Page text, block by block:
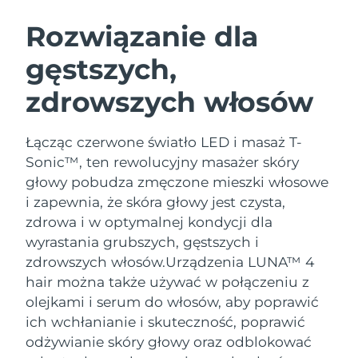
Rozwiązanie dla
gęstszych,
zdrowszych włosów
Łącząc czerwone światło LED i masaż T-
Sonic™, ten rewolucyjny masażer skóry
głowy pobudza zmęczone mieszki włosowe
i zapewnia, że skóra głowy jest czysta,
zdrowa i w optymalnej kondycji dla
wyrastania grubszych, gęstszych i
zdrowszych włosów.Urządzenia LUNA™ 4
hair można także używać w połączeniu z
olejkami i serum do włosów, aby poprawić
ich wchłanianie i skuteczność, poprawić
odżywianie skóry głowy oraz odblokować
Oczyszczanie twarzy
LUNA™ 4 zestaw
Anti-aging massage
LUNA™ 4 Plus
Massage, LED heating
LUNA™ 4 Men
For men, anti-aging massage
Lifting twarzy
BEAR™ 2 zestaw
Microcurrent toning
BEAR™ 2 go
Microcurrent toning on-the-go
BEAR™ 2 eyes & lips
Microcurrent line smoothing device
Nawilżenie
UFO™ 3 zestaw
Deep facial hydration
UFO™ 3 LED
Near-infrared and red light therapy
device
Pielęgnacja jamy
ustnej
issa™ 4
Hybrid silicone sonic toothbrush
issa™ 4 plus
Smart hybrid silicone sonic toothbrush
FAQ™ ZABIEG ANTI-AGING
Anti-aging Zabiegi LED
NEW
Australia
Austria
Oczekiwany czas dostawy
Bahrajn
Oczekiwany czas dostawy
8/10/26
Belgia
Oczekiwany czas dostawy
Bermudy
Oczekiwany czas dostawy
8/15/26
Bośnia i
Hercegowina
Oczekiwany czas dostawy
8/12/26